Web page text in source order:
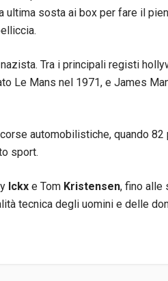
ultima sosta ai box per fare il
Tra i principali registi
Le Mans nel 1971, e James
automobilistiche, quando
sport.
Ickx e Tom Kristensen, fino alle
tecnica degli uomini e delle